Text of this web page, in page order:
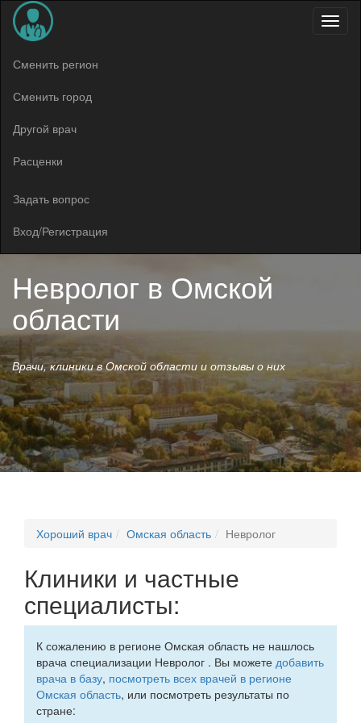
Меню
Сменить регион
Сменить город
Другой врач
Расценки
Задать вопрос
Вход/Регистрация
Невролог в Омской
области
Врачи, клиники в Омской области и отзывы о них
Хороший врач Омская область Невролог
Клиники и частные
специалисты:
К сожалению в регионе Омская область не нашлось
врача специализации Невролог . Вы можете добавить
врача в базу, посмотреть всех врачей в регионе
Омская область, или посмотреть результаты по
стране: